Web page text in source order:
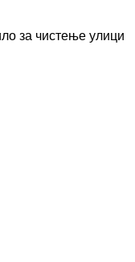
за чистење улици